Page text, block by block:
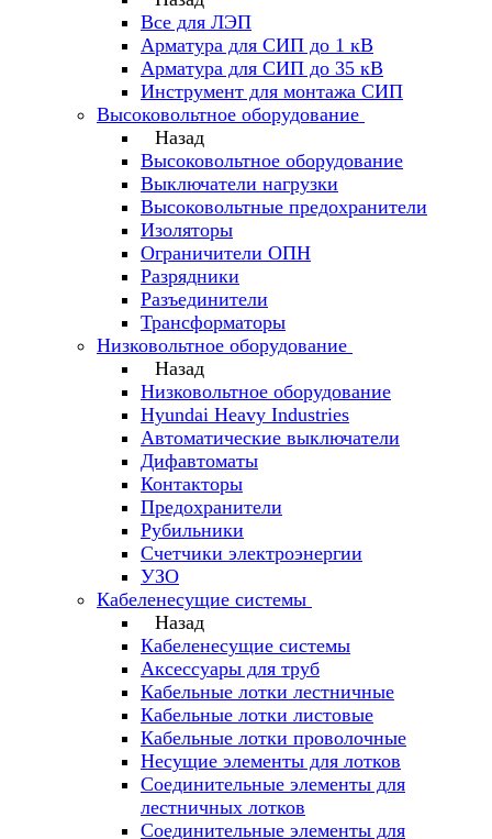
Все для ЛЭП
Арматура для СИП до 1 кВ
Арматура для СИП до 35 кВ
Инструмент для монтажа СИП
Высоковольтное оборудование
Назад
Высоковольтное оборудование
Выключатели нагрузки
Высоковольтные предохранители
Изоляторы
Ограничители ОПН
Разрядники
Разъединители
Трансформаторы
Низковольтное оборудование
Назад
Низковольтное оборудование
Hyundai Heavy Industries
Автоматические выключатели
Дифавтоматы
Контакторы
Предохранители
Рубильники
Счетчики электроэнергии
УЗО
Кабеленесущие системы
Назад
Кабеленесущие системы
Аксессуары для труб
Кабельные лотки лестничные
Кабельные лотки листовые
Кабельные лотки проволочные
Несущие элементы для лотков
Соединительные элементы для
лестничных лотков
Соединительные элементы для